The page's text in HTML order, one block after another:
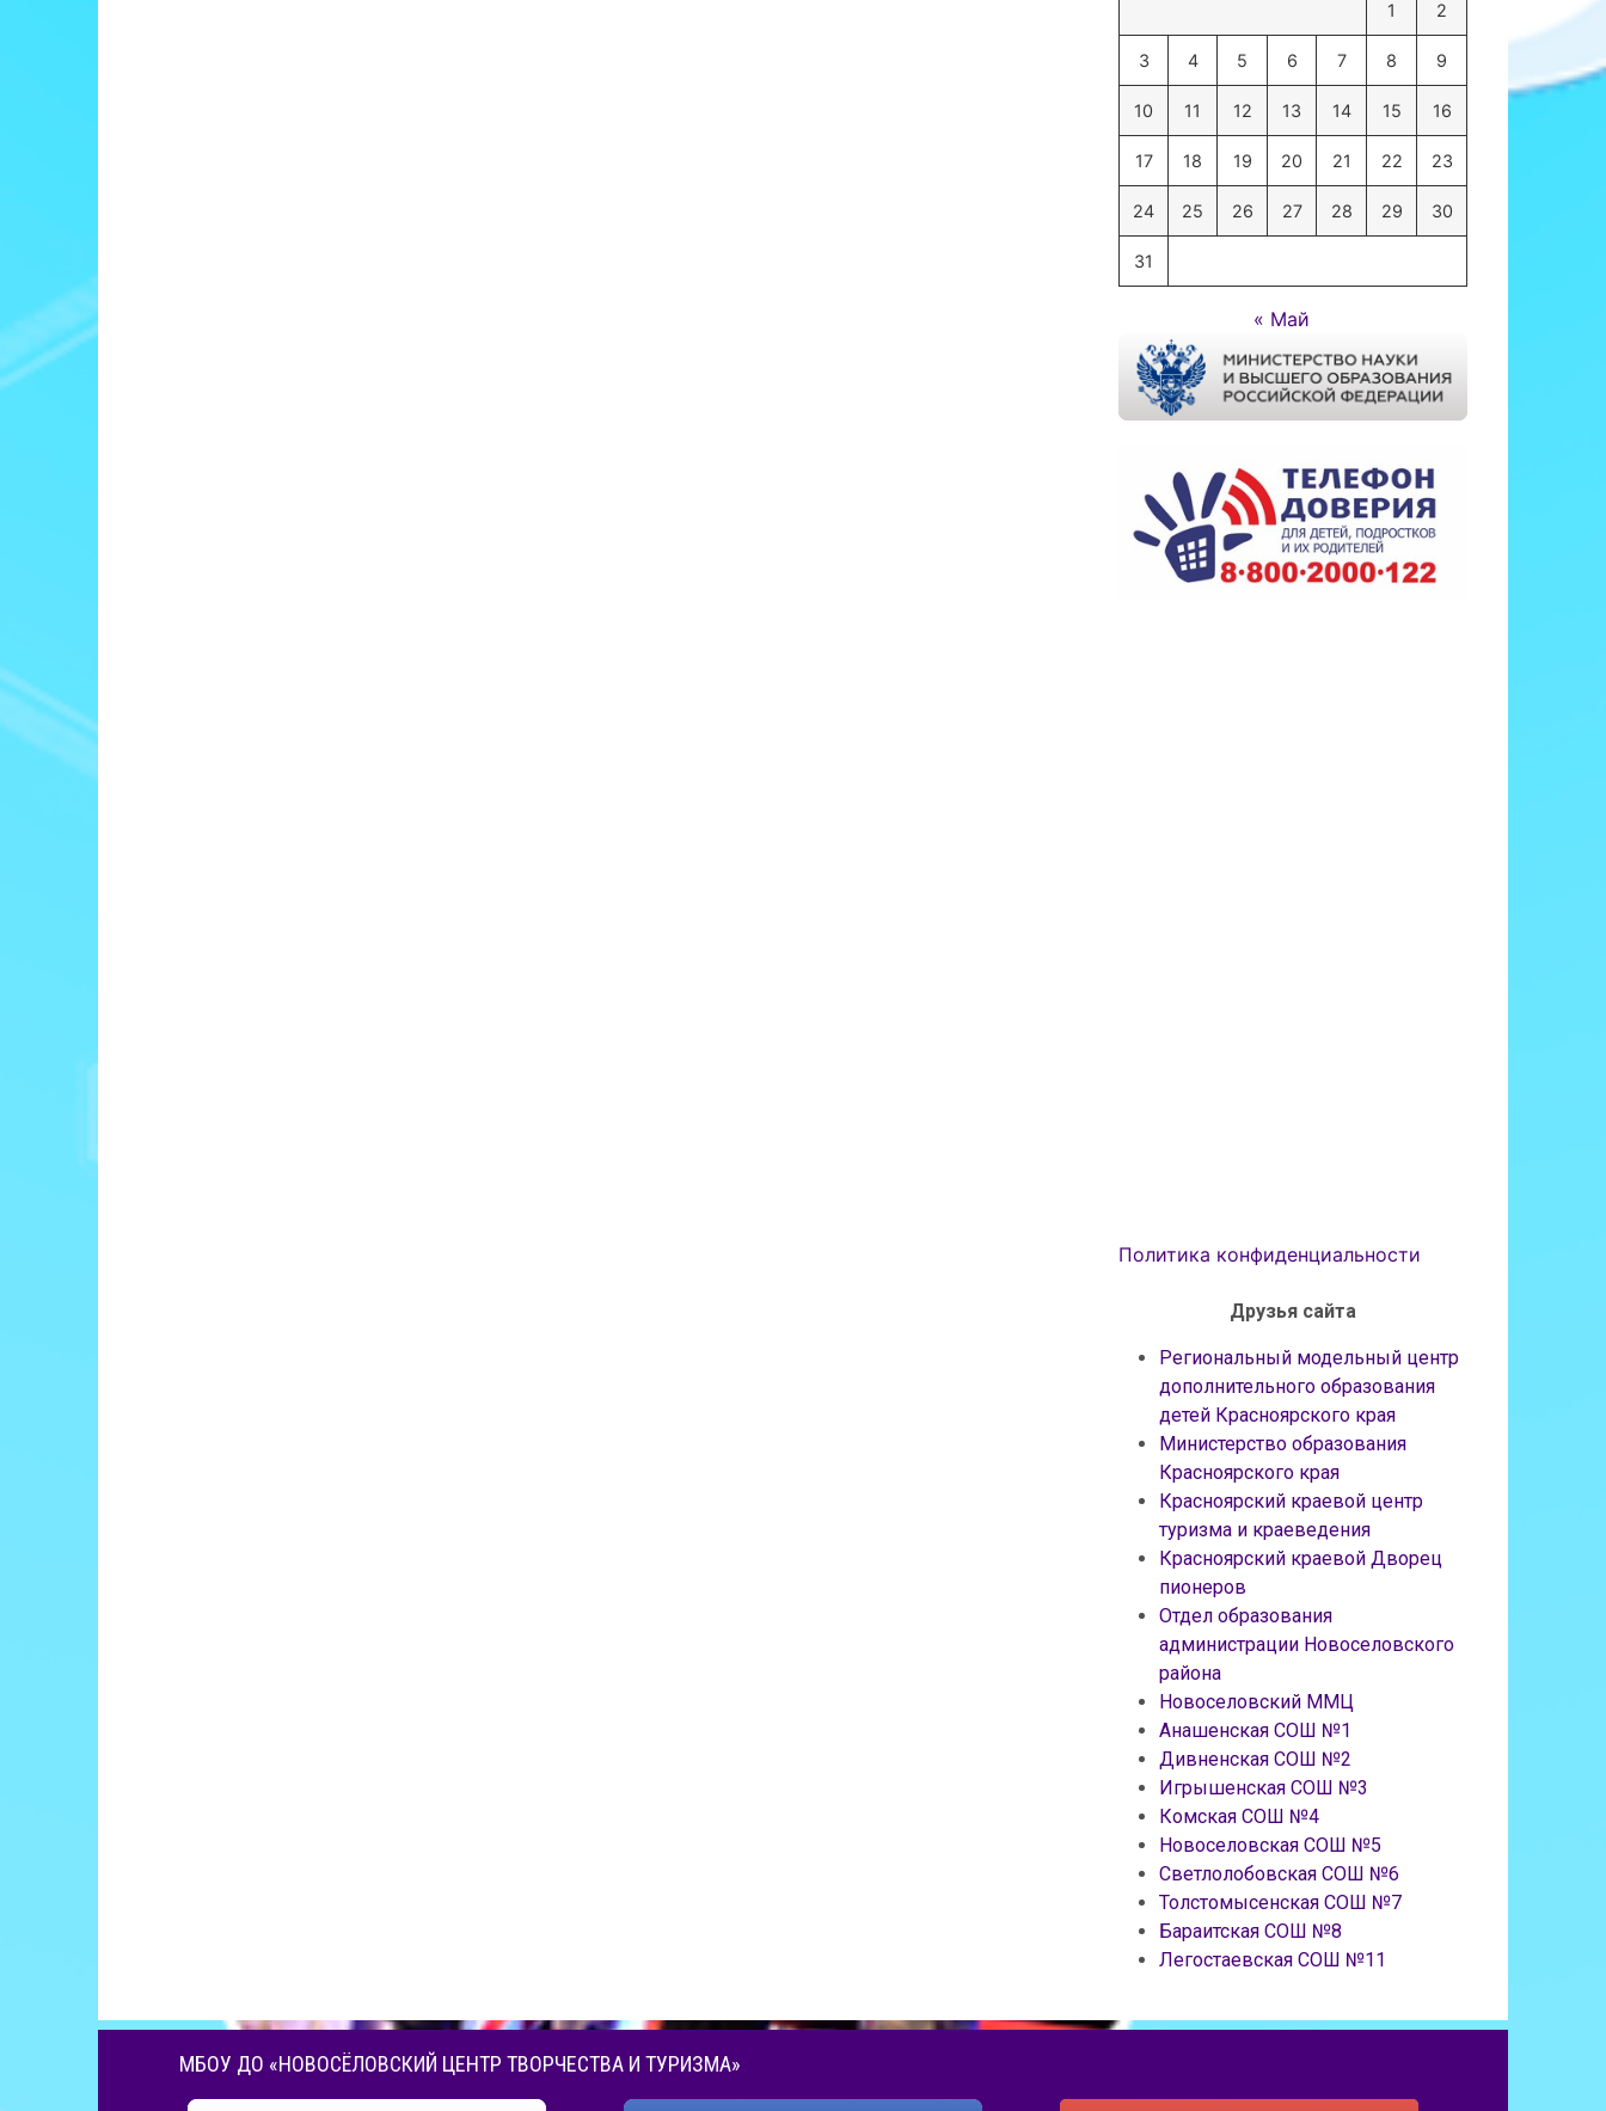
1 2
3 4 5 6 7 8 9
10 11 12 13 14 15 16
17 18 19 20 21 22 23
24 25 26 27 28 29 30
31
« Май
Политика конфиденциальности
Друзья сайта
Региональный модельный центр
дополнительного образования
детей Красноярского края
Министерство образования
Красноярского края
Красноярский краевой центр
туризма и краеведения
Красноярский краевой Дворец
пионеров
Отдел образования
администрации Новоселовского
района
Новоселовский ММЦ
Анашенская СОШ №1
Дивненская СОШ №2
Игрышенская СОШ №3
Комская СОШ №4
Новоселовская СОШ №5
Светлолобовская СОШ №6
Толстомысенская СОШ №7
Бараитская СОШ №8
Легостаевская СОШ №11
МБОУ ДО «НОВОСЁЛОВСКИЙ ЦЕНТР ТВОРЧЕСТВА И ТУРИЗМА»